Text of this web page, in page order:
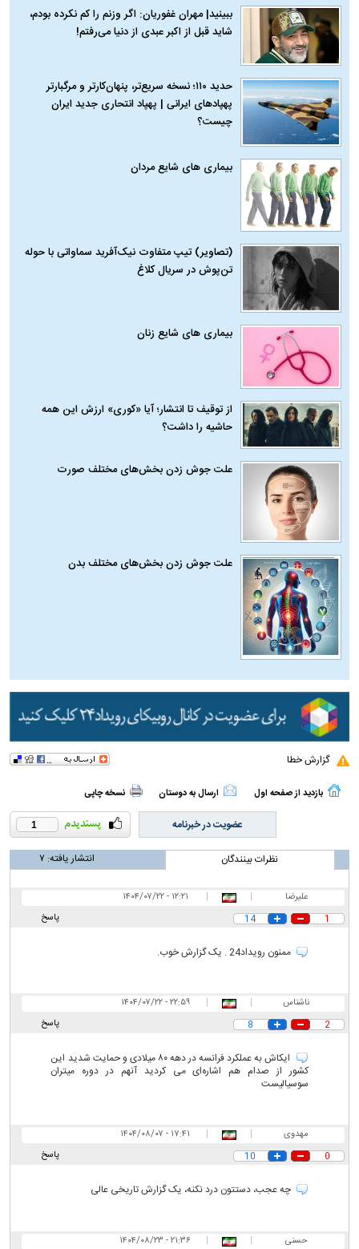
ببینید| مهران غفوریان: اگر وزنم را کم نکرده بودم،
شاید قبل از اکبر عبدی از دنیا می‌رفتم!
حدید ۱۱۰؛ نسخه سریع‌تر، پنهان‌کارتر و مرگبارتر
پهپادهای ایرانی | پهپاد انتحاری جدید ایران
چیست؟
بیماری‌ های شایع مردان
(تصاویر) تیپ متفاوت نیک‌آفرید سماواتی با حوله
تن‌پوش در سریال کلاغ
بیماری‌ های شایع زنان
از توقیف تا انتشار؛ آیا «کوری» ارزش این همه
حاشیه را داشت؟
علت جوش زدن بخش‌های مختلف صورت
علت جوش زدن بخش‌های مختلف بدن
گزارش خطا
بازدید از صفحه اول ارسال به دوستان نسخه چاپی
1 عضویت در خبرنامه
نظرات بینندگان انتشار یافته: ۷
علیرضا |
|
۱۲:۲۱ - ۱۴۰۴/۰۷/۲۲
پاسخ
1
14
ممنون رویداد24 . یک گزارش خوب.
ناشناس |
|
۲۲:۵۹ - ۱۴۰۴/۰۷/۲۲
پاسخ
2
8
ایکاش به عملکرد فرانسه در دهه ۸۰ میلادی و حمایت شدید این
کشور از صدام هم اشاره‌ای می کردید آنهم در دوره میتران
سوسیالیست
مهدوی |
|
۱۷:۴۱ - ۱۴۰۴/۰۸/۰۷
پاسخ
0
10
چه عجب، دستتون درد نکنه، یک گزارش تاریخی عالی
حسنی |
|
۲۱:۳۶ - ۱۴۰۴/۰۸/۲۳